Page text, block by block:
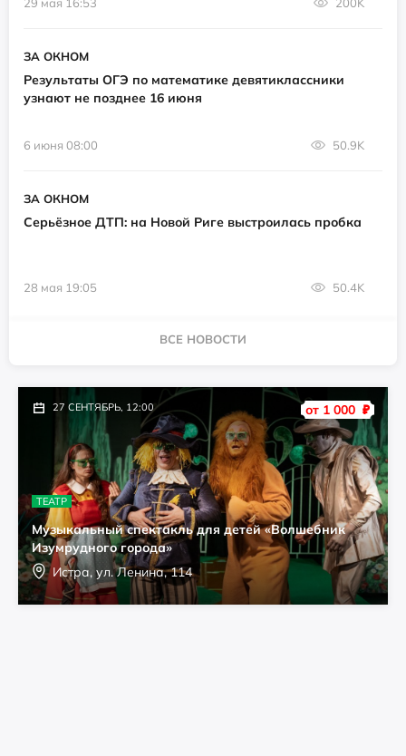
ЗА ОКНОМ
Результаты ОГЭ по математике девятиклассники
узнают не позднее 16 июня
6 июня 08:00 50.9K
ЗА ОКНОМ
Серьёзное ДТП: на Новой Риге выстроилась пробка
28 мая 19:05 50.4K
ВСЕ НОВОСТИ
27 СЕНТЯБРЬ, 12:00 от 1 000 ₽
ТЕАТР
Музыкальный спектакль для детей «Волшебник
Изумрудного города»
Истра, ул. Ленина, 114